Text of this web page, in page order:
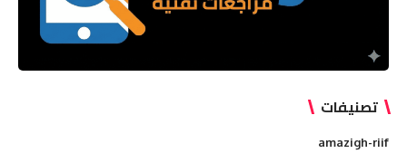
تصنيفات
amazigh-riif